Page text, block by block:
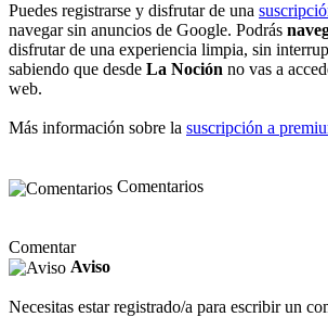
Puedes registrarse y disfrutar de una
navegar sin anuncios de Google. Podrás
disfrutar de una experiencia limpia, sin
sabiendo que desde La Noción no vas a
web.
Más información sobre la suscripción a
Comentarios
Comentar
Aviso
Necesitas estar registrado/a para escribir un